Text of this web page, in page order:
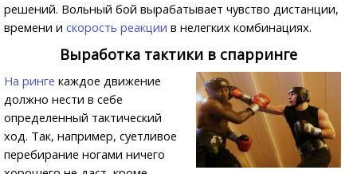
решений. Вольный бой вырабатывает чувство дистанции,
времени и скорость реакции в нелегких комбинациях.
Выработка тактики в спарринге
На ринге каждое движение
должно нести в себе
определенный тактический
ход. Так, например, суетливое
перебирание ногами ничего